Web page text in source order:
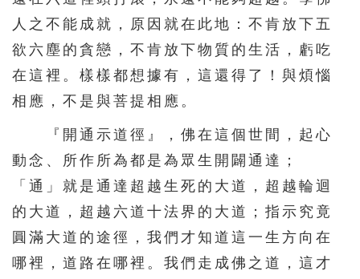
人之不能成就，原因就在此地：不肯放下五
欲六塵的貪戀，不肯放下物質的生活，虧吃
在這裡。樣樣都想據有，這還得了！與煩惱
相應，不是與菩提相應。
『開通示道徑』，佛在這個世間，起心
動念、所作所為都是為眾生開闢通達；
「通」就是通達超越生死的大道，超越輪迴
的大道，超越六道十法界的大道；指示究竟
圓滿大道的途徑，我們才知道這一生方向在
哪裡，道路在哪裡。我們走成佛之道，這才